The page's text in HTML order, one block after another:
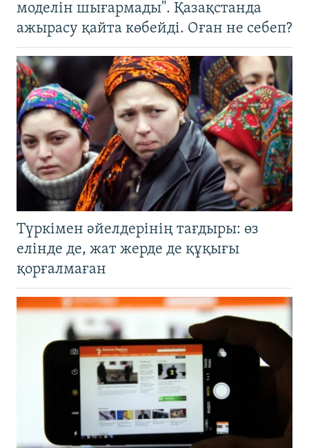
моделін шығармады". Қазақстанда
ажырасу қайта көбейді. Оған не себеп?
Түркімен әйелдерінің тағдыры: өз
елінде де, жат жерде де құқығы
қорғалмаған